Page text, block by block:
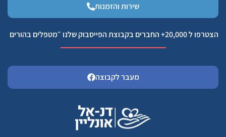
שירות והזמנות
הצטרפו ל 20,000+ החברים בקבוצת הפייסבוק שלנו ״מטפלים בהורים
מעבר לקבוצה